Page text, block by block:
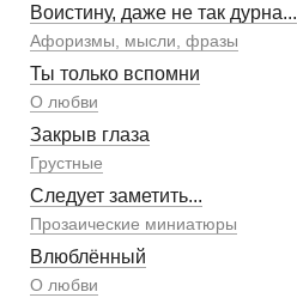
Воистину, даже не так дурна...
Афоризмы, мысли, фразы
Ты только вспомни
О любви
Закрыв глаза
Грустные
Следует заметить...
Прозаические миниатюры
Влюблённый
О любви